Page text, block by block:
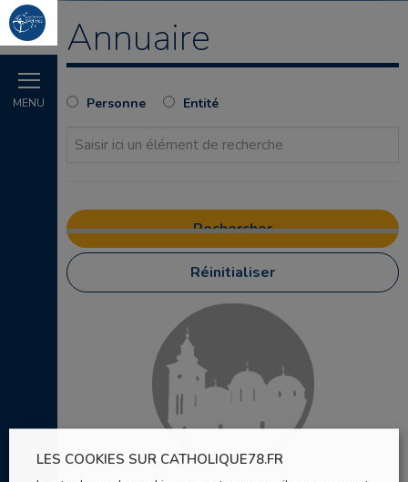
MENU
Annuaire
Personne Entité
Réinitialiser
LES COOKIES SUR CATHOLIQUE78.FR